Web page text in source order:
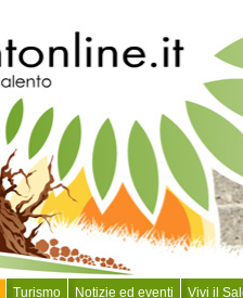
Turismo Notizie ed eventi Vivi il